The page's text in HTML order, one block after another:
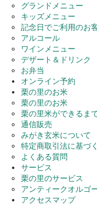
グランドメニュー
キッズメニュー
記念日でご利用のお
アルコール
ワインメニュー
デザート＆ドリンク
お弁当
オンライン予約
栗の里のお米
栗の里のお米
栗の里米ができるま
通信販売
みがき玄米について
特定商取引法に基づ
よくある質問
サービス
栗の里のサービス
アンティークオルゴ
アクセスマップ